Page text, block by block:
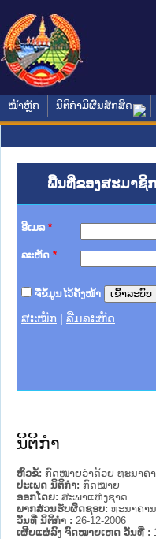
ໜ້າຫຼັກ ນິຕິກໍາມີຜົນສັກສິດ
ພື້ນທີ່ຂອງສະມາຊິກ
ອີເມລ *
ລະຫັດ *
ຈື່ຂໍ້ມູນໄວ້ຄັ້ງໜ້າ
ສະໝັກ ລືມລະຫັດ
າຊົນ ພາກເໜືອ
ການ
ກາງ
ໃຕ້
ຕຳຫຼວດປະຊາຊົນ
ສັນຕິບານປະຊາຊົນ
ກເໜືອ
າຊົນ ພາກກາງ
ນິຕິກໍາ
ຫົວຂໍ້: ກົດໝາຍວ່າດ້ວຍ ທະນາຄ
ປະເພດ ນິຕິກໍາ: ກົດໝາຍ
ອອກໂດຍ: ສະພາແຫ່ງຊາດ
ພາກສ່ວນຮັບຜິດຊອບ: ທະນາຄາ
ວັນທີ່ ນິຕິກໍາ : 26-12-2006
ເຜີຍແຜ່ລົງ ຈົດໝາຍເຫດ ວັນທີ່ :